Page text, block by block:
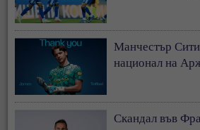
Манчестър
национал на
Скандал във